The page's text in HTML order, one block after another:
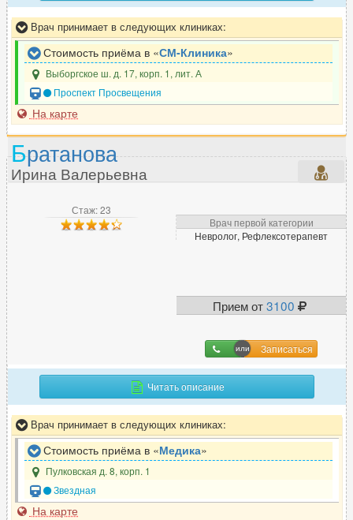
Врач принимает в следующих клиниках:
Стоимость приёма в «СМ-Клиника»
Выборгское ш. д. 17, корп. 1, лит. А
Проспект Просвещения
На карте
Стаж: 23
Врач первой категории
Невролог, Рефлексотерапевт
Прием от3100
Записаться
Братанова
Ирина Валерьевна
Читать описание
Врач принимает в следующих клиниках:
Стоимость приёма в «Медика»
Пулковская д. 8, корп. 1
Звездная
На карте